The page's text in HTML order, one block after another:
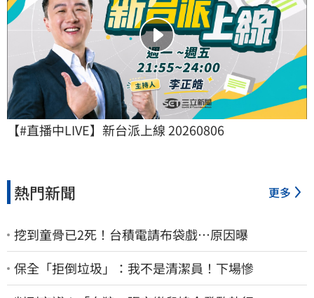
【#直播中LIVE】新台派上線 20260806
熱門新聞 更多
挖到童骨已2死！台積電請布袋戲…原因曝
保全「拒倒垃圾」：我不是清潔員！下場慘